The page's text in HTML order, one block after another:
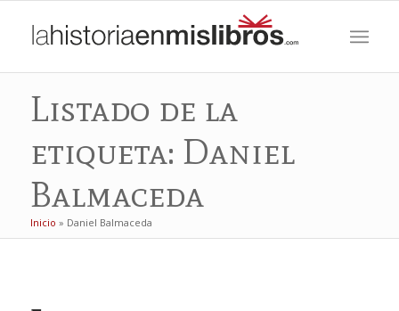
Listado de la
etiqueta: Daniel
Balmaceda
Inicio » Daniel Balmaceda